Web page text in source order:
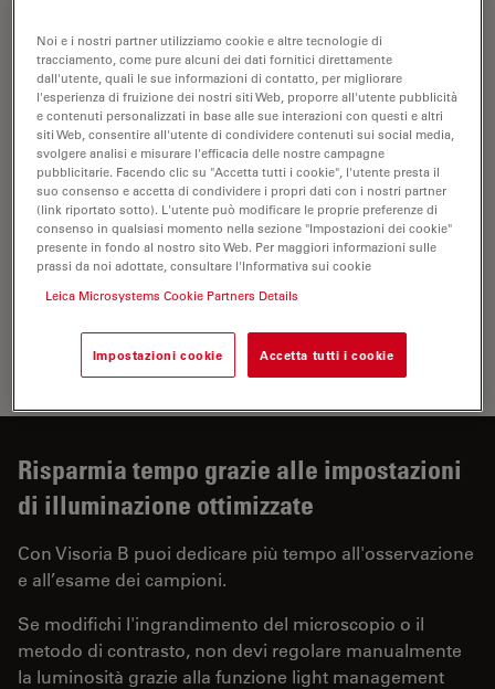
Microscopio da laboratorio Visoria B certificato per la
Risparmia tempo grazie alle impostazioni
di illuminazione ottimizzate
Con Visoria B puoi dedicare più tempo all'osservazione
e all’esame dei campioni.
Se modifichi l'ingrandimento del microscopio o il
metodo di contrasto, non devi regolare manualmente
la luminosità grazie alla funzione light management
Noi e i nostri partner utilizziamo cookie e altre tecnologie di
tracciamento, come pure alcuni dei dati fornitici direttamente
dall'utente, quali le sue informazioni di contatto, per migliorare
l'esperienza di fruizione dei nostri siti Web, proporre all'utente pubblicità
e contenuti personalizzati in base alle sue interazioni con questi e altri
siti Web, consentire all'utente di condividere contenuti sui social media,
svolgere analisi e misurare l'efficacia delle nostre campagne
pubblicitarie. Facendo clic su "Accetta tutti i cookie", l'utente presta il
suo consenso e accetta di condividere i propri dati con i nostri partner
(link riportato sotto). L'utente può modificare le proprie preferenze di
consenso in qualsiasi momento nella sezione "Impostazioni dei cookie"
presente in fondo al nostro sito Web. Per maggiori informazioni sulle
prassi da noi adottate, consultare l'Informativa sui cookie
Leica Microsystems Cookie Partners Details
Impostazioni cookie Accetta tutti i cookie